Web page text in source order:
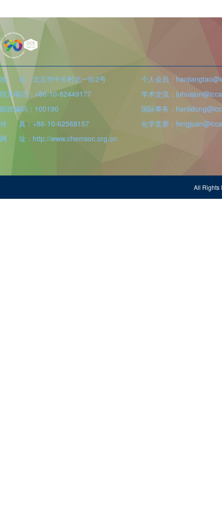
地 址：北京市中关村北一街2号
联系电话：+86-10-82449177
邮政编码：100190
传 真：+86-10-62568157
网 址：http://www.chemsoc.org.cn
个人会员：
学术交流：
国际事务：
化学竞赛：
All Rights